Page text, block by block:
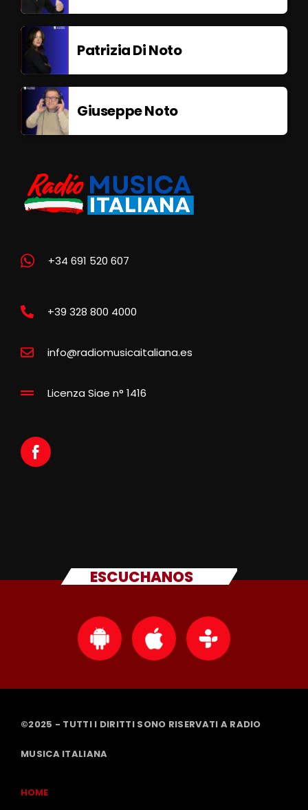
Patrizia Di Noto
Giuseppe Noto
+34 691 520 607
+39 328 800 4000
info@radiomusicaitaliana.es
Licenza Siae n° 1416
ESCUCHANOS
©2025 - TUTTI I DIRITTI SONO RISERVATI A RADIO
MUSICA ITALIANA
HOME